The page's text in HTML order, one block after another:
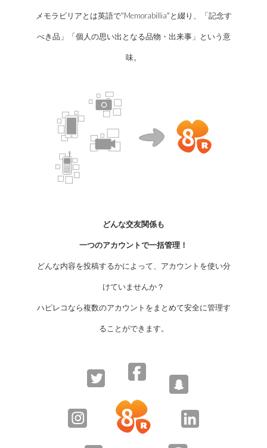
メモラビリアとは英語で"Memorabillia"と綴り、「記念す
べき品」「個人の思い出となる品物・出来事」という意
味。
どんな交友関係も
一つのアカウントで一括管理！
どんな内容を投稿するかによって、 アカウントを使い分
けていませんか？
ハピレコなら複数のアカウントを まとめて安全に管理す
ることができます。